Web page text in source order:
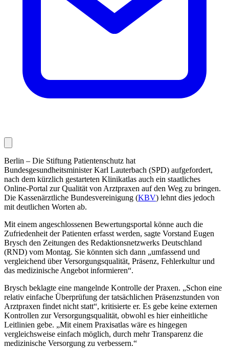
Berlin – Die Stiftung Patientenschutz hat
Bundesgesundheitsminister Karl Lauterbach (SPD) aufgefordert,
nach dem kürzlich gestarteten Klinikatlas auch ein staatliches
Online-Portal zur Qualität von Arztpraxen auf den Weg zu bringen.
Die Kassenärztliche Bundesvereinigung (KBV) lehnt dies jedoch
mit deutlichen Worten ab.
Mit einem angeschlossenen Bewertungsportal könne auch die
Zufriedenheit der Patienten erfasst werden, sagte Vorstand Eugen
Brysch den Zeitungen des Redaktionsnetzwerks Deutschland
(RND) vom Montag. Sie könnten sich dann „umfassend und
vergleichend über Versorgungsqualität, Präsenz, Fehlerkultur und
das medizinische Angebot informieren“.
Brysch beklagte eine mangelnde Kontrolle der Praxen. „Schon eine
relativ einfache Überprüfung der tatsächlichen Präsenzstunden von
Arztpraxen findet nicht statt“, kritisierte er. Es gebe keine externen
Kontrollen zur Versorgungsqualität, obwohl es hier einheitliche
Leitlinien gebe. „Mit einem Praxisatlas wäre es hingegen
vergleichsweise einfach möglich, durch mehr Transparenz die
medizinische Versorgung zu verbessern.“